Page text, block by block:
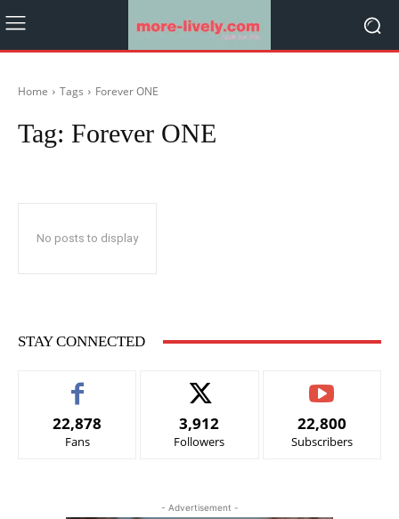
Home Tags Forever ONE
Tag: Forever ONE
No posts to display
STAY CONNECTED
22,878
Fans
3,912
Followers
22,800
Subscribers
- Advertisement -